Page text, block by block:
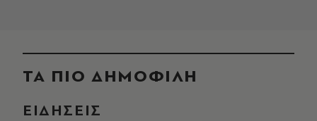
ΤΑ ΠΙΟ ΔΗΜΟΦΙΛΗ
ΕΙΔΗΣΕΙΣ